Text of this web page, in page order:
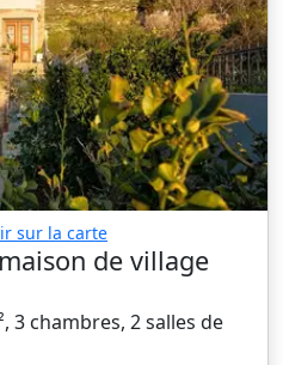
sur la carte
de village
3 chambres, 2 salles de